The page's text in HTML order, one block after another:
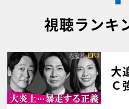
視聴ランキ
大
Ｃ